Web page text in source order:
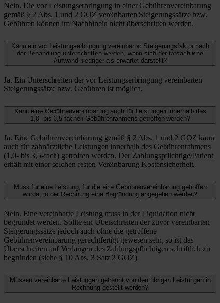
Nein. Die vor Leistungserbringung in einer Gebührenvereinbarung
gemäß § 2 Abs. 1 und 2 GOZ vereinbarten Steigerungssätze bzw.
Gebühren können im Nachhinein nicht überschritten werden.
Kann ein vor Leistungserbringung vereinbarter Steigerungsfaktor nach
der Behandlung unterschritten werden, wenn sich der tatsächliche
Aufwand niedriger als erwartet darstellt?
Ja. Ein Unterschreiten der vor Leistungserbringung vereinbarten
Steigerungssätze bzw. Gebühren ist möglich.
Kann eine Gebührenvereinbarung auch für Leistungen innerhalb des
1,0- bis 3,5-fachen Gebührenrahmens getroffen werden?
Ja. Eine Gebührenvereinbarung gemäß § 2 Abs. 1 und 2 GOZ kann
auch für zahnärztliche Leistungen innerhalb des Gebührenrahmens
(1,0- bis 3,5-fach) getroffen werden. Der Zahlungspflichtige/Patient
erhält mit einer solchen festen Vereinbarung Kostensicherheit.
Muss für eine Leistung, für die eine Gebührenvereinbarung getroffen
wurde, in der Rechnung eine Begründung angegeben werden?
Nein. Eine vereinbarte Leistung muss in der Liquidation nicht
begründet werden. Sollte ein Überschreiten der zuvor vereinbarten
Steigerungssätze jedoch auch ohne die getroffene
Gebührenvereinbarung gerechtfertigt gewesen sein, so ist das
Überschreiten auf Verlangen des Zahlungspflichtigen schriftlich zu
begründen (siehe § 10 Abs. 3 Satz 2 GOZ).
Müssen vereinbarte Leistungen getrennt von den übrigen Leistungen in
Rechnung gestellt werden?